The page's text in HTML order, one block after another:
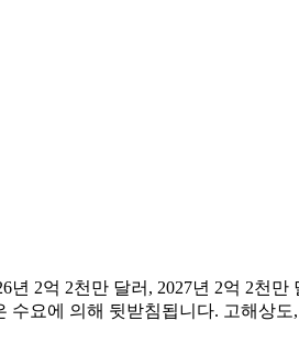
2억 2천만 달러, 2027년 2억 2천
요에 의해 뒷받침됩니다. 고해상